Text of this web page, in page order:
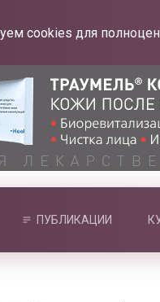
cookies для
ПУБЛИКАЦИИ